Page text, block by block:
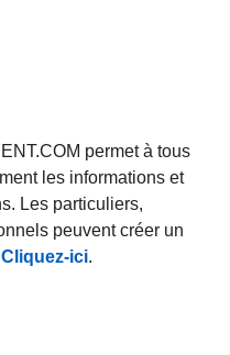
permet à tous
les informations et
Les particuliers,
peuvent créer un
Cliquez-ici.